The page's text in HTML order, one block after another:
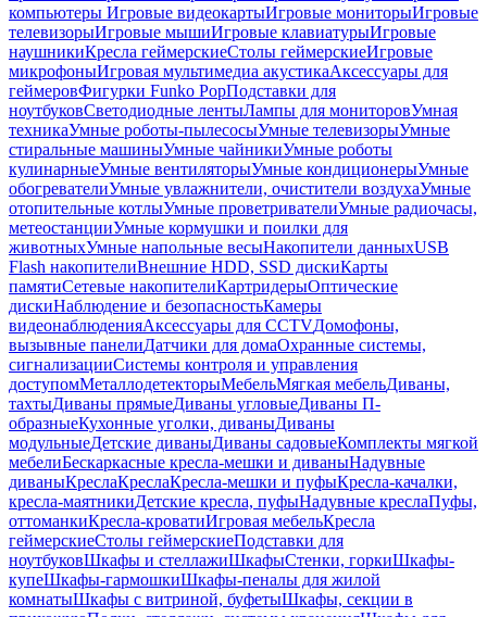
компьютеры Игровые видеокартыИгровые мониторыИгровые
телевизорыИгровые мышиИгровые клавиатурыИгровые
наушникиКресла геймерскиеСтолы геймерскиеИгровые
микрофоныИгровая мультимедиа акустикаАксессуары для
геймеровФигурки Funko PopПодставки для
ноутбуковСветодиодные лентыЛампы для мониторовУмная
техникаУмные роботы-пылесосыУмные телевизорыУмные
стиральные машиныУмные чайникиУмные роботы
кулинарныеУмные вентиляторыУмные кондиционерыУмные
обогревателиУмные увлажнители, очистители воздухаУмные
отопительные котлыУмные проветривателиУмные радиочасы,
метеостанцииУмные кормушки и поилки для
животныхУмные напольные весыНакопители данныхUSB
Flash накопителиВнешние HDD, SSD дискиКарты
памятиСетевые накопителиКартридерыОптические
дискиНаблюдение и безопасностьКамеры
видеонаблюденияАксессуары для CCTVДомофоны,
вызывные панелиДатчики для домаОхранные системы,
сигнализацииСистемы контроля и управления
доступомМеталлодетекторыМебельМягкая мебельДиваны,
тахтыДиваны прямыеДиваны угловыеДиваны П-
образныеКухонные уголки, диваныДиваны
модульныеДетские диваныДиваны садовыеКомплекты мягкой
мебелиБескаркасные кресла-мешки и диваныНадувные
диваныКреслаКреслаКресла-мешки и пуфыКресла-качалки,
кресла-маятникиДетские кресла, пуфыНадувные креслаПуфы,
оттоманкиКресла-кроватиИгровая мебельКресла
геймерскиеСтолы геймерскиеПодставки для
ноутбуковШкафы и стеллажиШкафыСтенки, горкиШкафы-
купеШкафы-гармошкиШкафы-пеналы для жилой
комнатыШкафы с витриной, буфетыШкафы, секции в